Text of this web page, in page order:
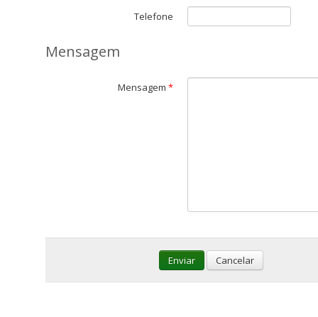
Telefone
Mensagem
Mensagem *
Enviar Cancelar